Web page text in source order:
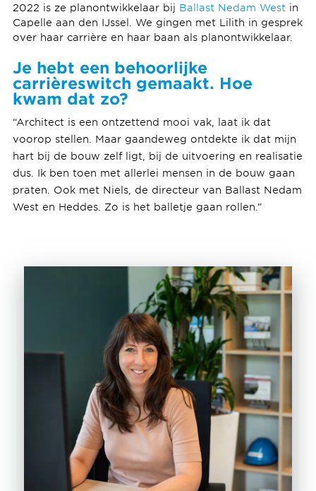
2022 is ze planontwikkelaar bij Ballast Nedam Westin
Capelle aan den IJssel. We gingen met Lilith in gesprek
over haar carrière en haar baan als planontwikkelaar.
Je hebt een behoorlijke
carrièreswitch gemaakt. Hoe
kwam dat zo?
“Architect is een ontzettend mooi vak, laat ik dat
voorop stellen. Maar gaandeweg ontdekte ik dat mijn
hart bij de bouw zelf ligt, bij de uitvoering en realisatie
dus. Ik ben toen met allerlei mensen in de bouw gaan
praten. Ook met Niels, de directeur van Ballast Nedam
West en Heddes. Zo is het balletje gaan rollen.”